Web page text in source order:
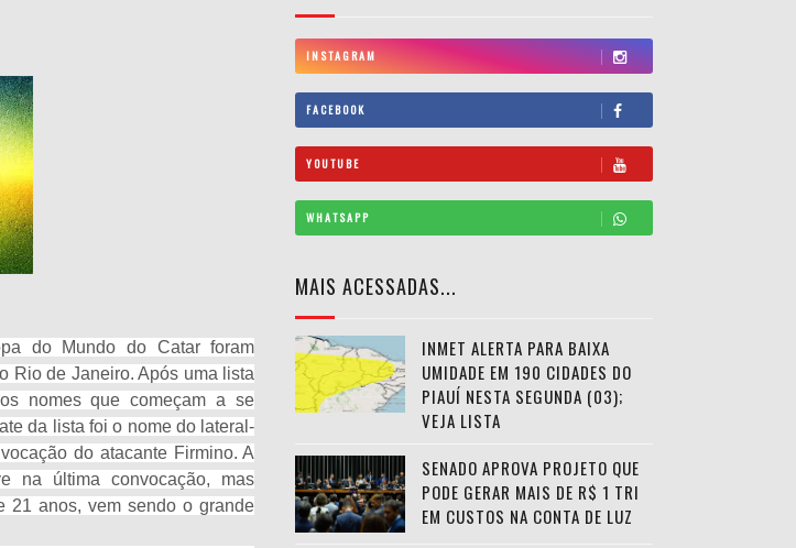
do Mundo do Catar foram
Rio de Janeiro. Após uma lista
nomes que começam a se
da lista foi o nome do lateral-
do atacante Firmino. A
na última convocação, mas
21 anos, vem sendo o grande
INSTAGRAM
FACEBOOK
YOUTUBE
WHATSAPP
MAIS ACESSADAS...
INMET ALERTA PARA BAIXA
UMIDADE EM 190 CIDADES DO
PIAUÍ NESTA SEGUNDA (03);
VEJA LISTA
SENADO APROVA PROJETO QUE
PODE GERAR MAIS DE R$ 1 TRI
EM CUSTOS NA CONTA DE LUZ